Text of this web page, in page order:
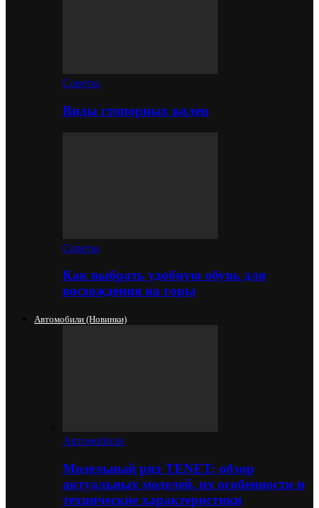
Советы
Виды стопорных колец
Советы
Как выбрать удобную обувь для
восхождения на горы
Автомобили (новинки)
Автомобили
Модельный ряд TENET: обзор
актуальных моделей, их особенности и
технические характеристики